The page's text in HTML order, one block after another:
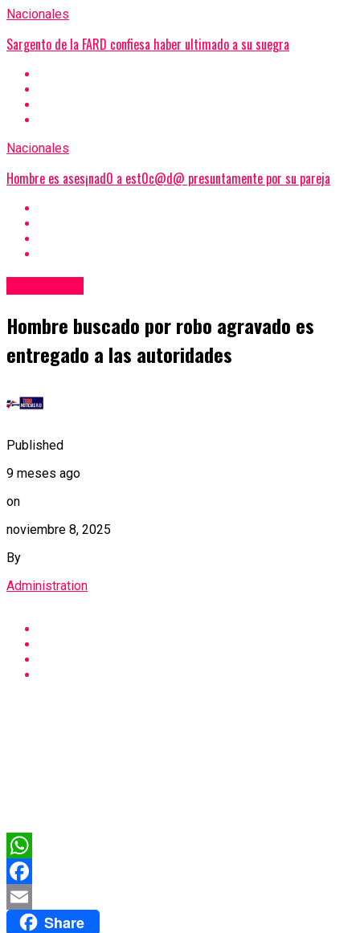
Nacionales
Sargento de la FARD confiesa haber ultimado a su suegra
Nacionales
Hombre es ases¡nad0 a est0c@d@ presuntamente por su pareja
Hombre buscado por robo agravado es
entregado a las autoridades
Published
9 meses ago
on
noviembre 8, 2025
By
Administration
WhatsApp
Facebook
Email Share